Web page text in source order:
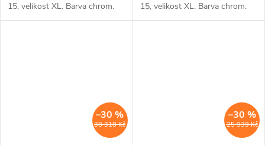
15, velikost XL. Barva chrom.
15, velikost XL. Barva chrom.
38 318 Kč
–30 %
25 939 Kč
–30 %